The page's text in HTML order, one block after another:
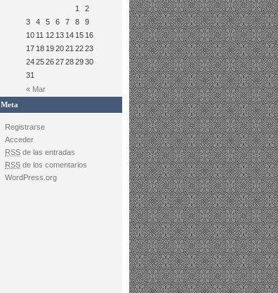
« Mar
1
2
3
4 5 6 7 8
9
10 11 12 13 14 15 16
17 18 19 20 21 22 23
24 25 26 27 28 29 30
31
Meta
Registrarse
Acceder
RSS de las entradas
RSS de los comentarios
WordPress.org